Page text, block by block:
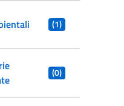
(1)
(0)